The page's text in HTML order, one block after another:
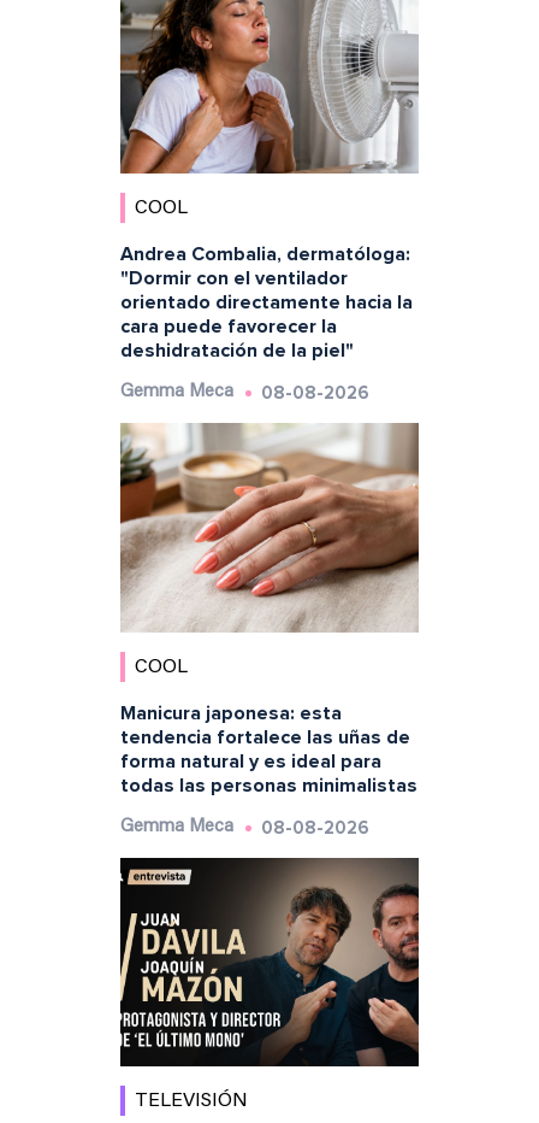
COOL
Andrea Combalia, dermatóloga:
"Dormir con el ventilador
orientado directamente hacia la
cara puede favorecer la
deshidratación de la piel"
Gemma Meca 08-08-2026
COOL
Manicura japonesa: esta
tendencia fortalece las uñas de
forma natural y es ideal para
todas las personas minimalistas
Gemma Meca 08-08-2026
TELEVISIÓN